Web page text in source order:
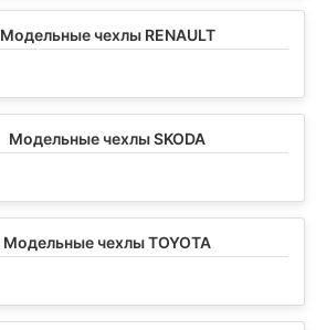
Модельные чехлы RENAULT
Модельные чехлы SKODA
Модельные чехлы TOYOTA